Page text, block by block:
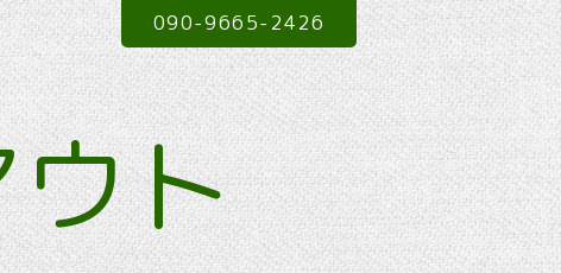
ウト
090-9665-2426